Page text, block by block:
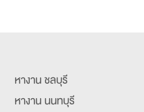
หางาน ชลบุรี
หางาน นนทบุรี